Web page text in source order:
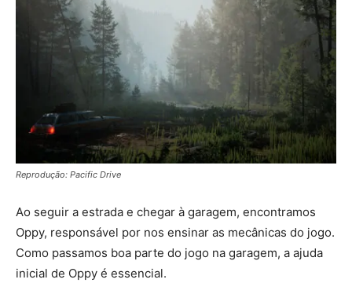
Reprodução: Pacific Drive
Ao seguir a estrada e chegar à garagem, encontramos
Oppy, responsável por nos ensinar as mecânicas do jogo.
Como passamos boa parte do jogo na garagem, a ajuda
inicial de Oppy é essencial.